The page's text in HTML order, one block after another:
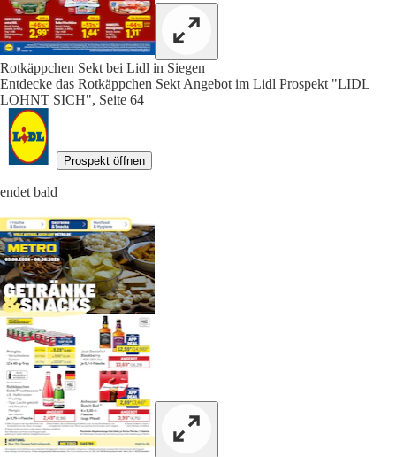
Rotkäppchen Sekt bei Lidl in Siegen
Entdecke das Rotkäppchen Sekt Angebot im Lidl Prospekt "LIDL
LOHNT SICH", Seite 64
Prospekt öffnen
endet bald